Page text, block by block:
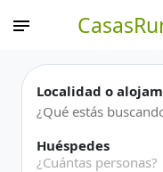
Localidad o
Huéspedes
¿Cuántas personas?